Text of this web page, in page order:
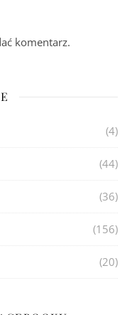
komentarz.
(4)
(44)
(36)
(156)
(20)